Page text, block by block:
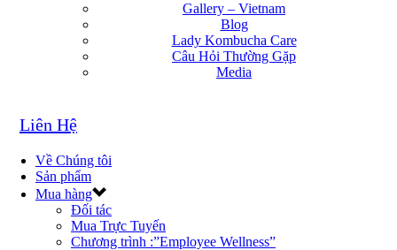
Gallery – Vietnam
Blog
Lady Kombucha Care
Câu Hỏi Thường Gặp
Media
Liên Hệ
Về Chúng tôi
Sản phẩm
Mua hàng
Đối tác
Mua Trực Tuyến
Chương trình :”Employee Wellness”